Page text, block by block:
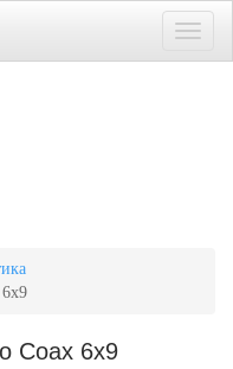
Coax 6x9